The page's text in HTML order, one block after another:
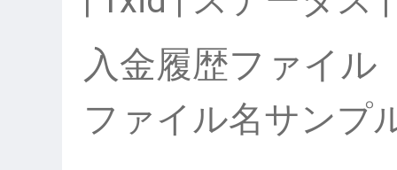
入金履歴ファイル
ファイル名サンプ